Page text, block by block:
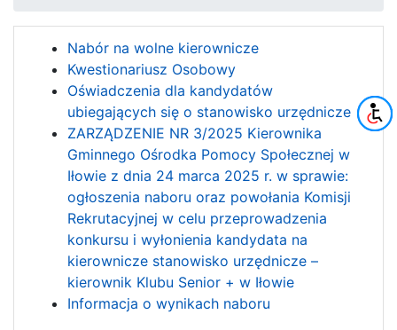
Nabór na wolne kierownicze
Kwestionariusz Osobowy
Oświadczenia dla kandydatów
ubiegających się o stanowisko urzędnicze
ZARZĄDZENIE NR 3/2025 Kierownika
Gminnego Ośrodka Pomocy Społecznej w
Iłowie z dnia 24 marca 2025 r. w sprawie:
ogłoszenia naboru oraz powołania Komisji
Rekrutacyjnej w celu przeprowadzenia
konkursu i wyłonienia kandydata na
kierownicze stanowisko urzędnicze –
kierownik Klubu Senior + w Iłowie
Informacja o wynikach naboru